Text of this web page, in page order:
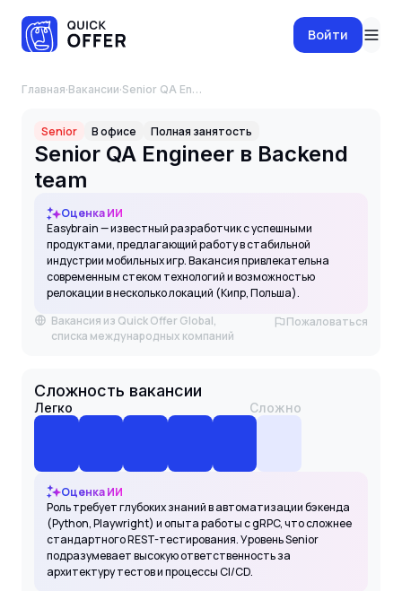
Войти
Главная·Вакансии· Senior QA Engineer в Backend team
Senior В офисе Полная занятость
Senior QA Engineer в Backend
team
Оценка ИИ
Easybrain — известный разработчик с успешными
продуктами, предлагающий работу в стабильной
индустрии мобильных игр. Вакансия привлекательна
современным стеком технологий и возможностью
релокации в несколько локаций (Кипр, Польша).
Вакансия из Quick Offer Global,
списка международных компаний
Пожаловаться
Сложность вакансии
Легко Сложно
Оценка ИИ
Роль требует глубоких знаний в автоматизации бэкенда
(Python, Playwright) и опыта работы с gRPC, что сложнее
стандартного REST-тестирования. Уровень Senior
подразумевает высокую ответственность за
архитектуру тестов и процессы CI/CD.